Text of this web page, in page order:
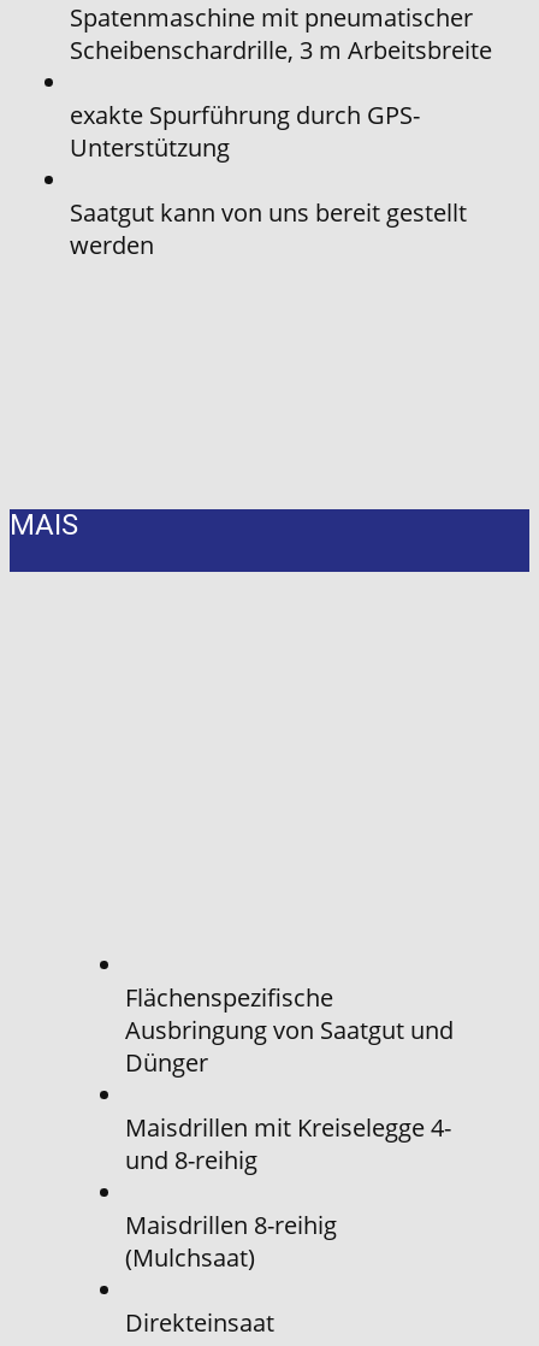
Spatenmaschine mit pneumatischer
Scheibenschardrille, 3 m Arbeitsbreite
exakte Spurführung durch GPS-
Unterstützung
Saatgut kann von uns bereit gestellt
werden
MAIS
Flächenspezifische
Ausbringung von Saatgut und
Dünger
Maisdrillen mit Kreiselegge 4-
und 8-reihig
Maisdrillen 8-reihig
(Mulchsaat)
Direkteinsaat